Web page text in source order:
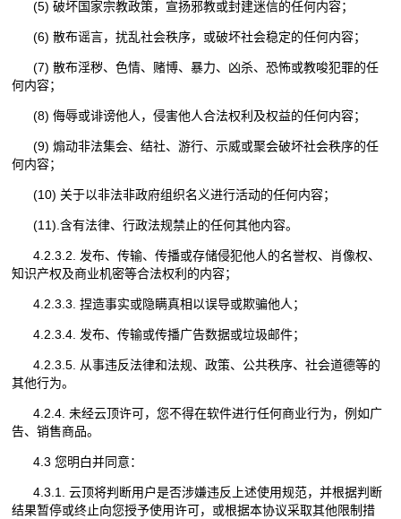
(5) 破坏国家宗教政策，宣扬邪教或封建迷信的任何内容；
(6) 散布谣言，扰乱社会秩序，或破坏社会稳定的任何内容；
(7) 散布淫秽、色情、赌博、暴力、凶杀、恐怖或教唆犯罪的任
何内容；
(8) 侮辱或诽谤他人，侵害他人合法权利及权益的任何内容；
(9) 煽动非法集会、结社、游行、示威或聚会破坏社会秩序的任
何内容；
(10) 关于以非法非政府组织名义进行活动的任何内容；
(11).含有法律、行政法规禁止的任何其他内容。
4.2.3.2. 发布、传输、传播或存储侵犯他人的名誉权、肖像权、
知识产权及商业机密等合法权利的内容；
4.2.3.3. 捏造事实或隐瞒真相以误导或欺骗他人；
4.2.3.4. 发布、传输或传播广告数据或垃圾邮件；
4.2.3.5. 从事违反法律和法规、政策、公共秩序、社会道德等的
其他行为。
4.2.4. 未经云顶许可，您不得在软件进行任何商业行为，例如广
告、销售商品。
4.3 您明白并同意：
4.3.1. 云顶将判断用户是否涉嫌违反上述使用规范，并根据判断
结果暂停或终止向您授予使用许可，或根据本协议采取其他限制措